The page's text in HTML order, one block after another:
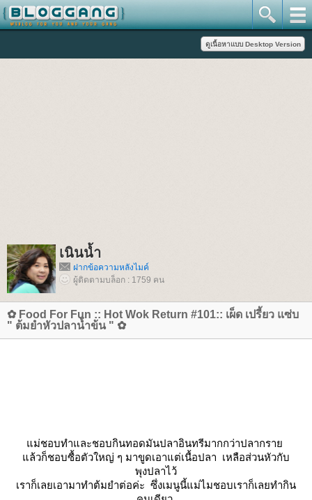
เนินน้ำ
ฝากข้อความหลังไมค์
ผู้ติดตามบล็อก : 1759 คน
✿ Food For Fun :: Hot Wok Return #101:: เผ็ด เปรี้ยว แซ่บ
" ต้มยำหัวปลาน้ำข้น " ✿
ม่ชอบทำและชอบกินทอดมันปลาอินทรีมากกว่าปลากรา
ล้วก็ชอบซื้อตัวใหญ่ ๆ มาขูดเอาแต่เนื้อปลา เหลือส่วนหัวกับ
พุงปลาไว้
เราก็เลยเอามาทำต้มยำต่อค่ะ ซึ่งเมนูนี้แม่ไมชอบเราก็เลยทำกิน